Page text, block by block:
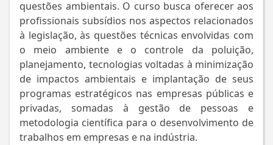
questões ambientais. O curso busca oferecer aos
profissionais subsídios nos aspectos relacionados
à legislação, às questões técnicas envolvidas com
o meio ambiente e o controle da poluição,
planejamento, tecnologias voltadas à minimização
de impactos ambientais e implantação de seus
programas estratégicos nas empresas públicas e
privadas, somadas à gestão de pessoas e
metodologia científica para o desenvolvimento de
trabalhos em empresas e na indústria.